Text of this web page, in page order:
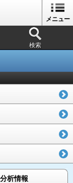
メニュー
検索
分析情報